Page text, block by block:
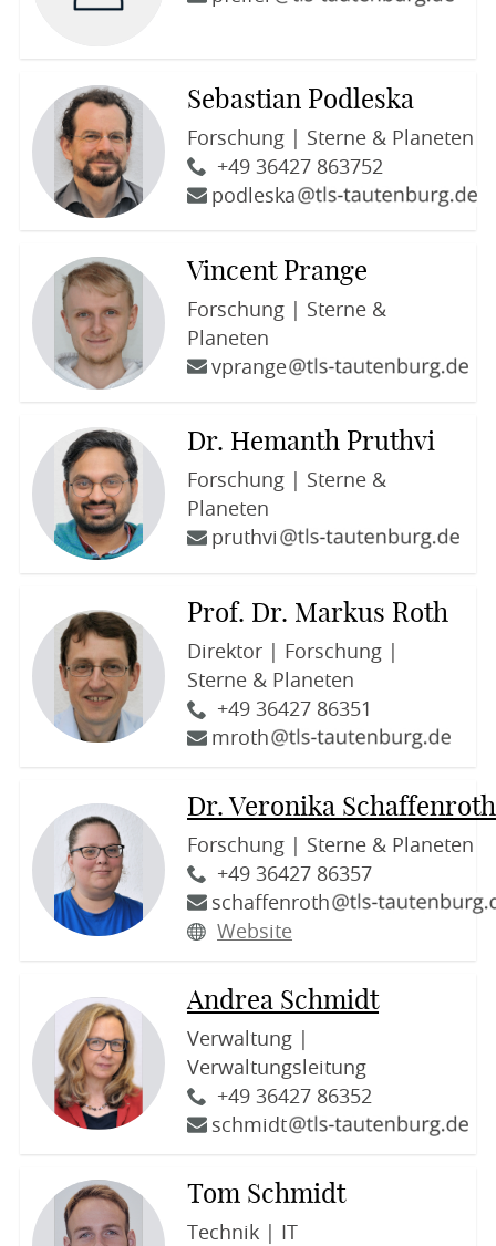
Sebastian Podleska
Forschung | Sterne & Planeten
+49 36427 863752
podleska
Vincent Prange
Forschung | Sterne &
Planeten
vprange
Dr. Hemanth Pruthvi
Forschung | Sterne &
Planeten
pruthvi
Prof. Dr. Markus Roth
Direktor | Forschung |
Sterne & Planeten
+49 36427 86351
mroth
Dr. Veronika Schaffenroth
Forschung | Sterne & Planeten
+49 36427 86357
schaffenroth
Website
Andrea Schmidt
Verwaltung |
Verwaltungsleitung
+49 36427 86352
schmidt
Tom Schmidt
Technik | IT